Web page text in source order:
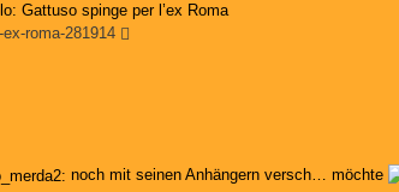
Gattuso spinge per l’ex Roma
roma-281914
noch mit seinen Anhängern versch… möchte